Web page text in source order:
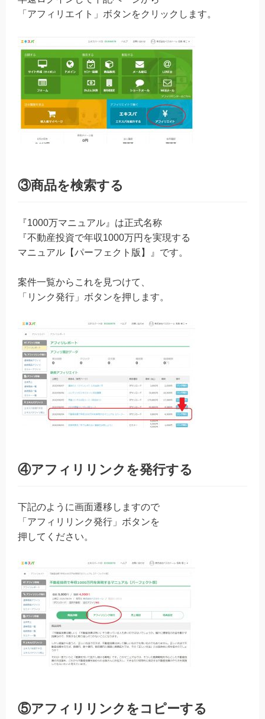
「アフィリエイト」ボタンをクリックします。
③商品を検索する
『1000万マニュアル』は正式名称
『不動産投資で年収1000万円を実現する
マニュアル【パーフェクト版】』です。
案件一覧からこれを見つけて、
「リンク発行」ボタンを押します。
④アフィリリンクを発行する
下記のように画面遷移しますので
「アフィリリンク発行」ボタンを
押してください。
⑤アフィリリンクをコピーする